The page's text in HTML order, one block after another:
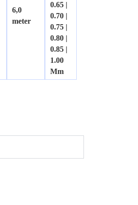
6,0
meter
0.65 |
0.70 |
0.75 |
0.80 |
0.85 |
1.00
Mm